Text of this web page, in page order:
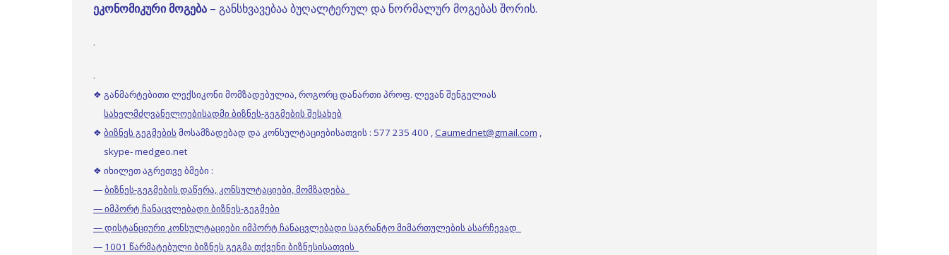
ეკონომიკური მოგება – განსხვავებაა ბუღალტერულ და ნორმალურ მოგებას შორის.
.
.
❖ განმარტებითი ლექსიკონი მომზადებულია, როგორც დანართი პროფ. ლევან შენგელიას
სახელმძღვანელოებისადმი ბიზნეს-გეგმების შესახებ
❖ ბიზნეს გეგმების მოსამზადებად და კონსულტაციებისათვის : 577 235 400 ,Caumednet@gmail.com ,
skype- medgeo.net
❖ იხილეთ აგრეთვე ბმები :
—ბიზნეს-გეგმების დაწერა, კონსულტაციები, მომზადება
— იმპორტ ჩანაცვლებადი ბიზნეს-გეგმები
— დისტანციური კონსულტაციები იმპორტ ჩანაცვლებადი საგრანტო მიმართულების ასარჩევად
— 1001 წარმატებული ბიზნეს გეგმა თქვენი ბიზნესისათვის